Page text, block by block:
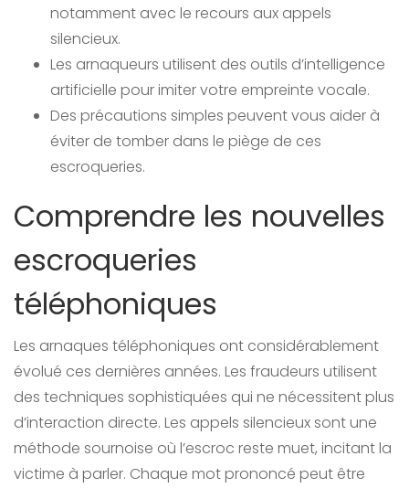
notamment avec le recours aux appels
silencieux.
Les arnaqueurs utilisent des outils d’intelligence
artificielle pour imiter votre empreinte vocale.
Des précautions simples peuvent vous aider à
éviter de tomber dans le piège de ces
escroqueries.
Comprendre les nouvelles
escroqueries
téléphoniques
Les arnaques téléphoniques ont considérablement
évolué ces dernières années. Les fraudeurs utilisent
des techniques sophistiquées qui ne nécessitent plus
d’interaction directe. Les appels silencieux sont une
méthode sournoise où l’escroc reste muet, incitant la
victime à parler. Chaque mot prononcé peut être